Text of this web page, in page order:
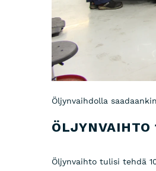
Öljynvaihdolla
Öljynvaihto tulisi tehdä